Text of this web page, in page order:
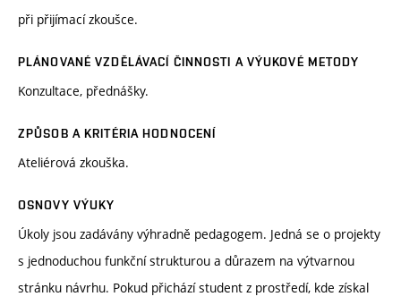
při přijímací zkoušce.
PLÁNOVANÉ VZDĚLÁVACÍ ČINNOSTI A VÝUKOVÉ METODY
Konzultace, přednášky.
ZPŮSOB A KRITÉRIA HODNOCENÍ
Ateliérová zkouška.
OSNOVY VÝUKY
Úkoly jsou zadávány výhradně pedagogem. Jedná se o projekty
s jednoduchou funkční strukturou a důrazem na výtvarnou
stránku návrhu. Pokud přichází student z prostředí, kde získal